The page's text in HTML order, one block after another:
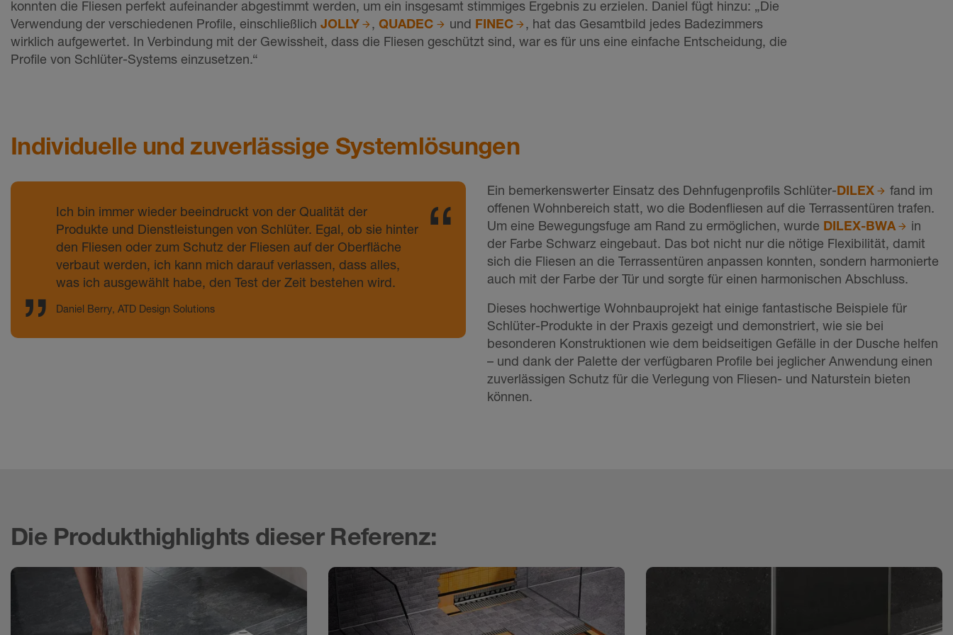
konnten die Fliesen perfekt aufeinander abgestimmt werden, um ein insgesamt stimmiges Ergebnis zu erzielen. Daniel fügt hinzu: „Die
Verwendung der verschiedenen Profile, einschließlich JOLLY ,QUADEC und FINEC
, hat das Gesamtbild jedes Badezimmers
wirklich aufgewertet. In Verbindung mit der Gewissheit, dass die Fliesen geschützt sind, war es für uns eine einfache Entscheidung, die
Profile von Schlüter-Systems einzusetzen.“
Individuelle und zuverlässige Systemlösungen
Ich bin immer wieder beeindruckt von der Qualität der
Produkte und Dienstleistungen von Schlüter. Egal, ob sie hinter
den Fliesen oder zum Schutz der Fliesen auf der Oberfläche
verbaut werden, ich kann mich darauf verlassen, dass alles,
was ich ausgewählt habe, den Test der Zeit bestehen wird.
Daniel Berry, ATD Design Solutions
Ein bemerkenswerter Einsatz des Dehnfugenprofils Schlüter-DILEX
fand im
offenen Wohnbereich statt, wo die Bodenfliesen auf die Terrassentüren trafen.
Um eine Bewegungsfuge am Rand zu ermöglichen, wurde DILEX-BWA
in
der Farbe Schwarz eingebaut. Das bot nicht nur die nötige Flexibilität, damit
sich die Fliesen an die Terrassentüren anpassen konnten, sondern harmonierte
auch mit der Farbe der Tür und sorgte für einen harmonischen Abschluss.
Dieses hochwertige Wohnbauprojekt hat einige fantastische Beispiele für
Schlüter-Produkte in der Praxis gezeigt und demonstriert, wie sie bei
besonderen Konstruktionen wie dem beidseitigen Gefälle in der Dusche helfen
– und dank der Palette der verfügbaren Profile bei jeglicher Anwendung einen
zuverlässigen Schutz für die Verlegung von Fliesen- und Naturstein bieten
können.
Die Produkthighlights dieser Referenz: